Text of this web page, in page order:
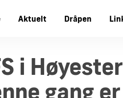
Aktuelt Dråpen
i
gang er